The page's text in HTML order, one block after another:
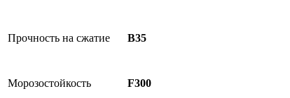
Прочность на сжатие B35
Морозостойкость F300